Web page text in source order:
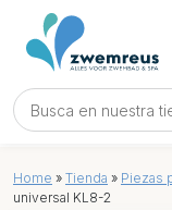
Home » Tienda » Piezas
universal KL8-2